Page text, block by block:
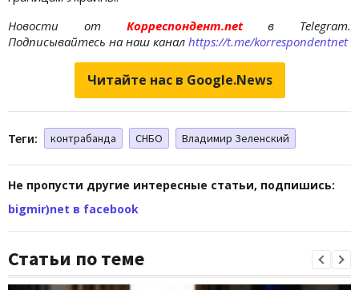
Новости отКорреспондент.netв Telegram.
Подписывайтесь на наш канал https://t.me/korrespondentnet
Читайте нас в Google.News
Теги: контрабанда СНБО Владимир Зеленский
Не пропусти другие интересные статьи, подпишись:
bigmir)net в facebook
Статьи по теме